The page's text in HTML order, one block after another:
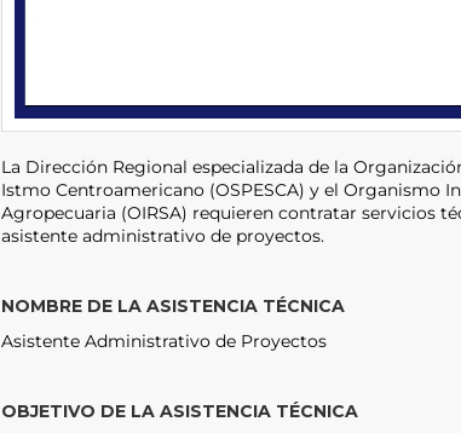
La Dirección Regional especializada de la
Istmo Centroamericano (OSPESCA) y el Organismo
Agropecuaria (OIRSA) requieren contratar servicios
asistente administrativo de proyectos.
NOMBRE DE LA ASISTENCIA TÉCNICA
Asistente Administrativo de Proyectos
OBJETIVO DE LA ASISTENCIA TÉCNICA